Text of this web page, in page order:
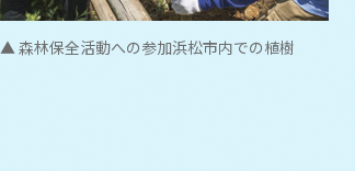
▲ 森林保全活動への参加浜松市内での植樹